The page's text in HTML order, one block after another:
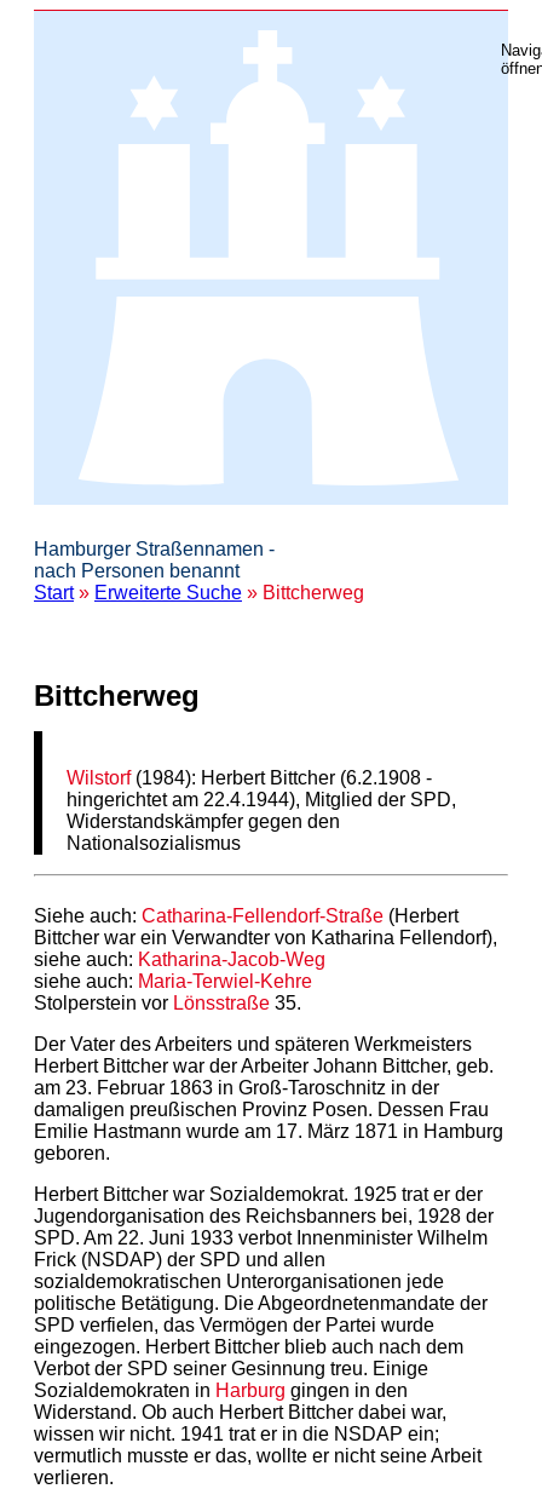
Hamburger Straßennamen -
nach Personen benannt
Start» Erweiterte Suche » Bittcherweg
Bittcherweg
Wilstorf(1984): Herbert Bittcher (6.2.1908 -
hingerichtet am 22.4.1944), Mitglied der SPD,
Widerstandskämpfer gegen den
Nationalsozialismus
Siehe auch: Catharina-Fellendorf-Straße (Herbert
Bittcher war ein Verwandter von Katharina Fellendorf),
siehe auch: Katharina-Jacob-Weg
siehe auch: Maria-Terwiel-Kehre
Stolperstein vor Lönsstraße 35.
Der Vater des Arbeiters und späteren Werkmeisters
Herbert Bittcher war der Arbeiter Johann Bittcher, geb.
am 23. Februar 1863 in Groß-Taroschnitz in der
damaligen preußischen Provinz Posen. Dessen Frau
Emilie Hastmann wurde am 17. März 1871 in Hamburg
geboren.
Herbert Bittcher war Sozialdemokrat. 1925 trat er der
Jugendorganisation des Reichsbanners bei, 1928 der
SPD. Am 22. Juni 1933 verbot Innenminister Wilhelm
Frick (NSDAP) der SPD und allen
sozialdemokratischen Unterorganisationen jede
politische Betätigung. Die Abgeordnetenmandate der
SPD verfielen, das Vermögen der Partei wurde
eingezogen. Herbert Bittcher blieb auch nach dem
Verbot der SPD seiner Gesinnung treu. Einige
Sozialdemokraten in Harburg gingen in den
Widerstand. Ob auch Herbert Bittcher dabei war,
wissen wir nicht. 1941 trat er in die NSDAP ein;
vermutlich musste er das, wollte er nicht seine Arbeit
verlieren.